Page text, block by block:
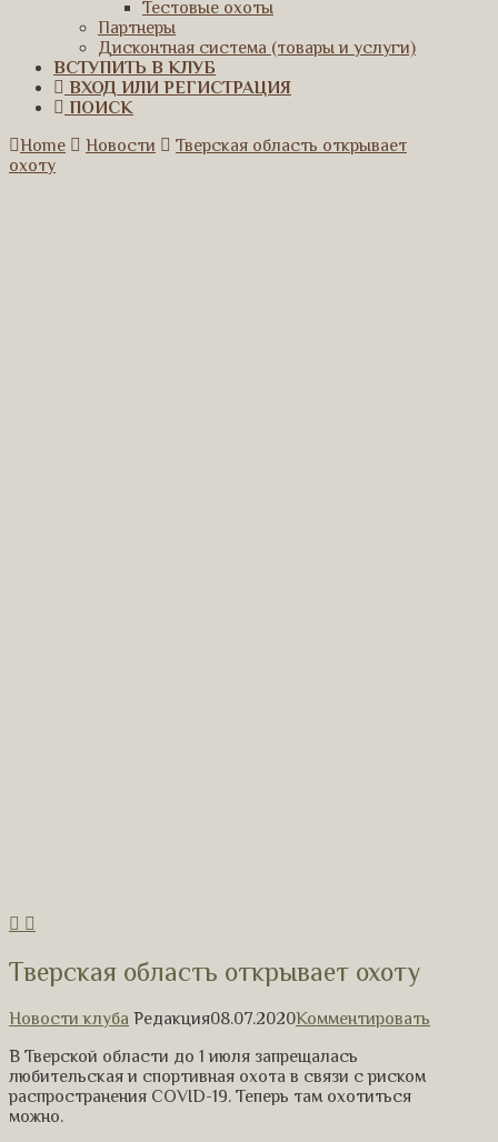
Тестовые охоты
Партнеры
Дисконтная система (товары и услуги)
ВСТУПИТЬ В КЛУБ
ВХОД ИЛИ РЕГИСТРАЦИЯ
ПОИСК
Home
Новости
Тверская область открывает
охоту
Тверская область открывает охоту
Новости клуба Редакция08.07.2020Комментировать
В Тверской области до 1 июля запрещалась
любительская и спортивная охота в связи с риском
распространения COVID-19. Теперь там охотиться
можно.